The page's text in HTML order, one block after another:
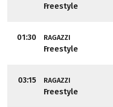
Freestyle
01:30 RAGAZZI
Freestyle
03:15 RAGAZZI
Freestyle